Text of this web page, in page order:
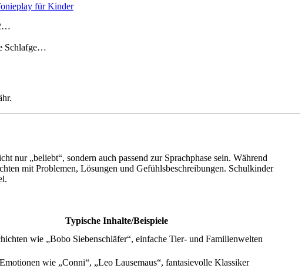
für Kinder
Schlafge…
nur „beliebt“, sondern auch passend zur Sprachphase sein. Während
mit Problemen, Lösungen und Gefühlsbeschreibungen. Schulkinder
Typische Inhalte/Beispiele
wie „Bobo Siebenschläfer“, einfache Tier- und Familienwelten
wie „Conni“, „Leo Lausemaus“, fantasievolle Klassiker